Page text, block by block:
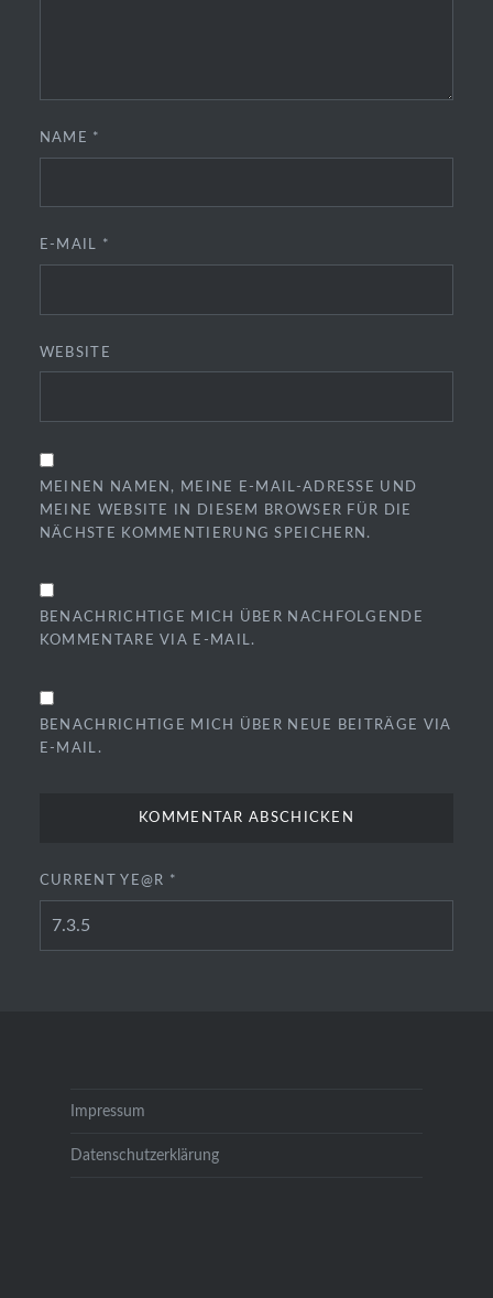
NAME *
E-MAIL *
WEBSITE
MEINEN NAMEN, MEINE E-MAIL-ADRESSE UND
MEINE WEBSITE IN DIESEM BROWSER FÜR DIE
NÄCHSTE KOMMENTIERUNG SPEICHERN.
BENACHRICHTIGE MICH ÜBER NACHFOLGENDE
KOMMENTARE VIA E-MAIL.
BENACHRICHTIGE MICH ÜBER NEUE BEITRÄGE VIA
E-MAIL.
CURRENT YE@R *
Impressum
Datenschutzerklärung